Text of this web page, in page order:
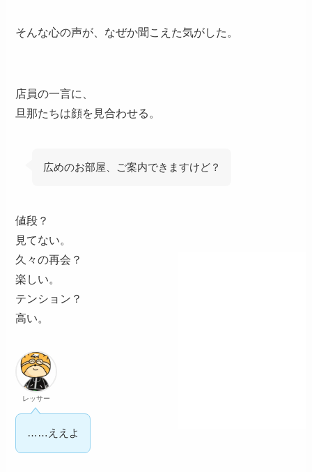
そんな心の声が、なぜか聞こえた気がした。
店員の一言に、
旦那たちは顔を見合わせる。
広めのお部屋、ご案内できますけど？
値段？
見てない。
久々の再会？
楽しい。
テンション？
高い。
レッサー
……ええよ